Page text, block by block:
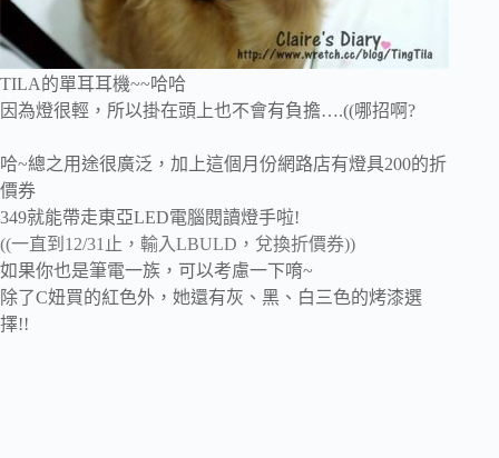
TILA的單耳耳機~~哈哈
因為燈很輕，所以掛在頭上也不會有負擔….((哪招啊?
哈~總之用途很廣泛，加上這個月份網路店有燈具200的折
價券
349就能帶走東亞LED電腦閱讀燈手啦!
((一直到12/31止，輸入LBULD，兌換折價券))
如果你也是筆電一族，可以考慮一下唷~
除了C妞買的紅色外，她還有灰、黑、白三色的烤漆選
擇!!